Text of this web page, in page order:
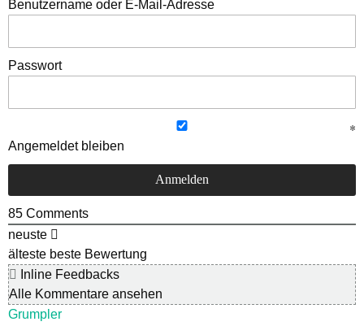
Benutzername oder E-Mail-Adresse
Passwort
Angemeldet bleiben
85 Comments
neuste
älteste beste Bewertung
Inline Feedbacks
Alle Kommentare ansehen
Grumpler